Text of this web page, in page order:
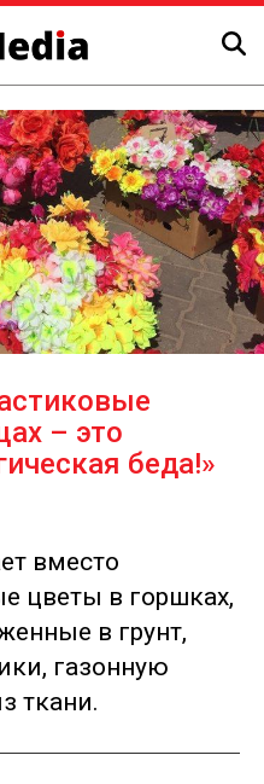
– это
беда!»
вместо
цветы в горшках,
в грунт,
газонную
ткани.